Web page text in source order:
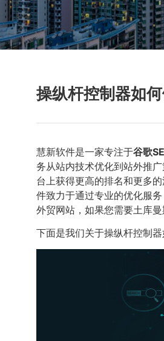
操纵杆控制器如
慧新软件是一家专注于谷歌
务从站内技术优化到站外推
台上获得更高的排名和更多
件致力于通过专业的优化服
外贸网站，如果您需要土库
下面是我们关于操纵杆控制